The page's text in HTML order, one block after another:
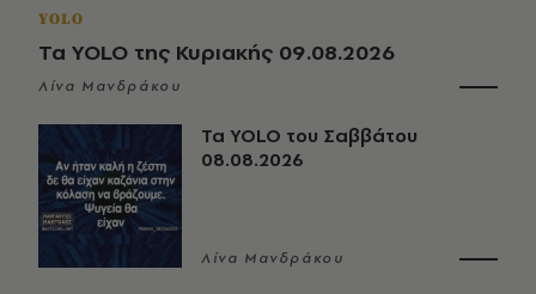
YOLO
Τα YOLO της Κυριακής 09.08.2026
Λίνα Μανδράκου
Τα YOLO του Σαββάτου
08.08.2026
Λίνα Μανδράκου